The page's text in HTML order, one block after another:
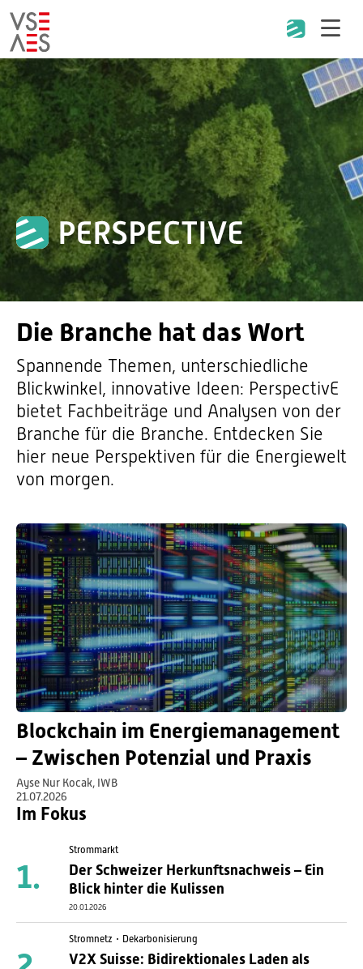
Direkt
zum
Inhalt
Die Branche hat das Wort
Spannende Themen, unterschiedliche
Blickwinkel, innovative Ideen: PerspectivE
bietet Fachbeiträge und Analysen von der
Branche für die Branche. Entdecken Sie
hier neue Perspektiven für die Energiewelt
von morgen.
Blockchain im Energiemanagement
– Zwischen Potenzial und Praxis
Ayse Nur Kocak, IWB
21.07.2026
Im Fokus
Strommarkt
Der Schweizer Herkunftsnachweis – Ein
Blick hinter die Kulissen
20.01.2026
Stromnetz Dekarbonisierung
V2X Suisse: Bidirektionales Laden als